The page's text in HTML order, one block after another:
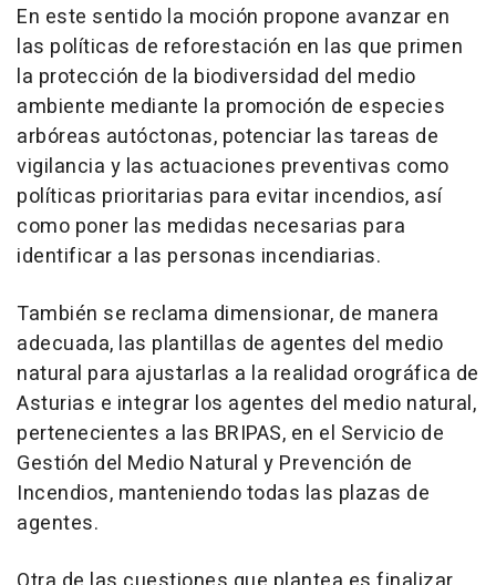
En este sentido la moción propone avanzar en
las políticas de reforestación en las que primen
la protección de la biodiversidad del medio
ambiente mediante la promoción de especies
arbóreas autóctonas, potenciar las tareas de
vigilancia y las actuaciones preventivas como
políticas prioritarias para evitar incendios, así
como poner las medidas necesarias para
identificar a las personas incendiarias.
También se reclama dimensionar, de manera
adecuada, las plantillas de agentes del medio
natural para ajustarlas a la realidad orográfica de
Asturias e integrar los agentes del medio natural,
pertenecientes a las BRIPAS, en el Servicio de
Gestión del Medio Natural y Prevención de
Incendios, manteniendo todas las plazas de
agentes.